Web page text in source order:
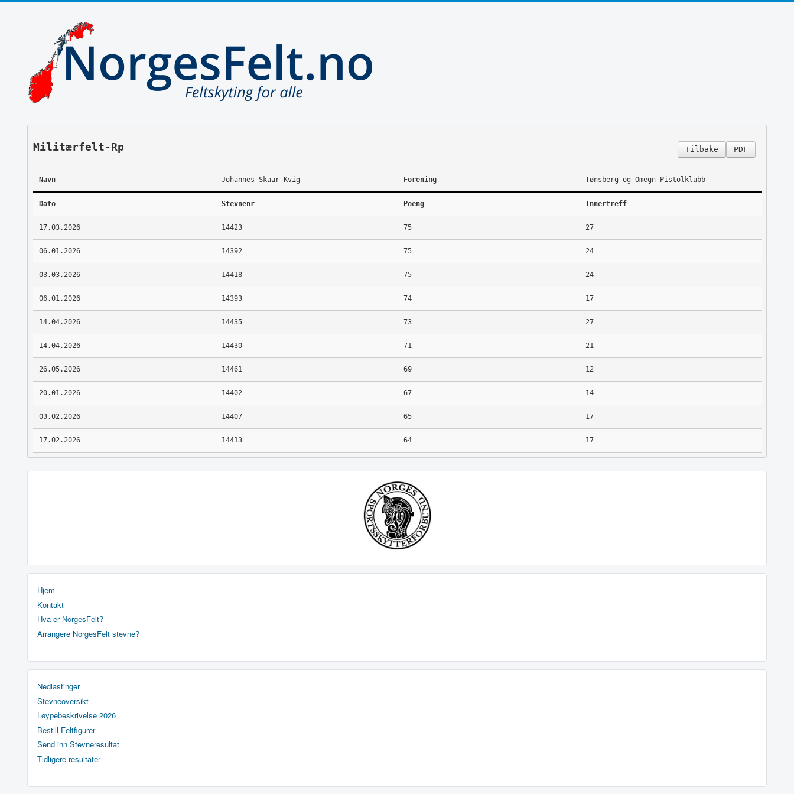
PDF
Tilbake
Militærfelt-Rp
Navn Johannes Skaar Kvig Forening Tønsberg og Omegn Pistolklubb
Dato Stevnenr Poeng Innertreff
17.03.2026 14423 75 27
06.01.2026 14392 75 24
03.03.2026 14418 75 24
06.01.2026 14393 74 17
14.04.2026 14435 73 27
14.04.2026 14430 71 21
26.05.2026 14461 69 12
20.01.2026 14402 67 14
03.02.2026 14407 65 17
17.02.2026 14413 64 17
Hjem
Kontakt
Hva er NorgesFelt?
Arrangere NorgesFelt stevne?
Nedlastinger
Stevneoversikt
Løypebeskrivelse 2026
Bestill Feltfigurer
Send inn Stevneresultat
Tidligere resultater